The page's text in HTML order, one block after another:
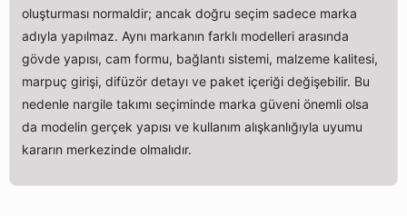
oluşturması normaldir; ancak doğru seçim sadece marka
adıyla yapılmaz. Aynı markanın farklı modelleri arasında
gövde yapısı, cam formu, bağlantı sistemi, malzeme kalitesi,
marpuç girişi, difüzör detayı ve paket içeriği değişebilir. Bu
nedenle nargile takımı seçiminde marka güveni önemli olsa
da modelin gerçek yapısı ve kullanım alışkanlığıyla uyumu
kararın merkezinde olmalıdır.